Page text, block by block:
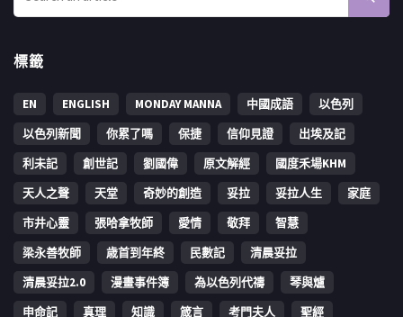
標籤
EN ENGLISH MONDAY MANNA 中國成語
以色列
以色列新聞
你累了嗎 保捷 信仰見證
出埃及記
利未記
創世記 劉國偉 原文解經
國度禾場KHM
天人之聲
天堂 奇妙的創造 妥拉 妥拉人生
家庭
市井心靈
張哈拿牧師 愛情 敬拜
智慧
梁永善牧師
歳首到年終 民數記
清晨妥拉
清晨妥拉2.0
漫畫事件簿 為以色列代禱
琴與爐
申命記
真理 知識 箴言 考門夫人 聖經